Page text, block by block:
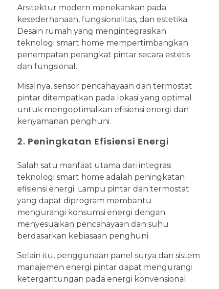
Arsitektur modern menekankan pada
kesederhanaan, fungsionalitas, dan estetika.
Desain rumah yang mengintegrasikan
teknologi smart home mempertimbangkan
penempatan perangkat pintar secara estetis
dan fungsional.
Misalnya, sensor pencahayaan dan termostat
pintar ditempatkan pada lokasi yang optimal
untuk mengoptimalkan efisiensi energi dan
kenyamanan penghuni.
2. Peningkatan Efisiensi Energi
Salah satu manfaat utama dari integrasi
teknologi smart home adalah peningkatan
efisiensi energi. Lampu pintar dan termostat
yang dapat diprogram membantu
mengurangi konsumsi energi dengan
menyesuaikan pencahayaan dan suhu
berdasarkan kebiasaan penghuni.
Selain itu, penggunaan panel surya dan sistem
manajemen energi pintar dapat mengurangi
ketergantungan pada energi konvensional.